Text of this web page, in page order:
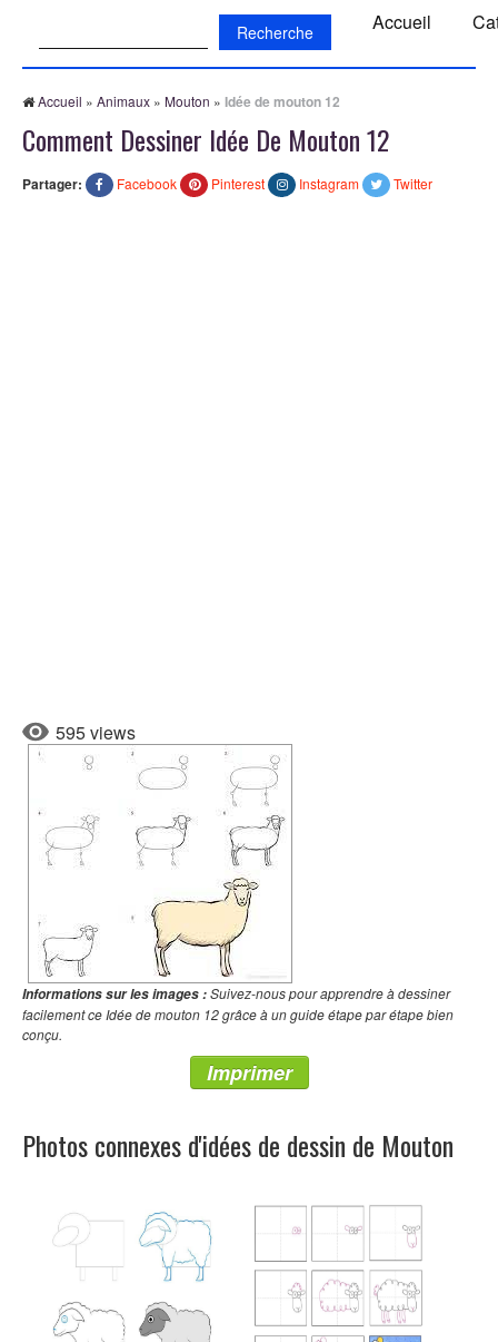
Accueil
Accueil » Animaux » Mouton » Idée de mouton 12
Comment Dessiner Idée De Mouton 12
Partager: Facebook Pinterest Instagram Twitter
595 views
Informations sur les images :Suivez-nous pour apprendre à dessiner
facilement ce Idée de mouton 12 grâce à un guide étape par étape bien
conçu.
Imprimer
Photos connexes d'idées de dessin de Mouton